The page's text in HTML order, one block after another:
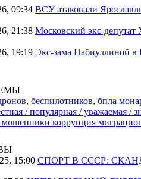
09:34 ВСУ атаковали
21:38 Московский экс-депутат
19:19 Экс-зама Набиуллиной в
беспилотников, бпла
/ популярная / уважаемая /
мошенники коррупция
15:00 СПОРТ В СССР: